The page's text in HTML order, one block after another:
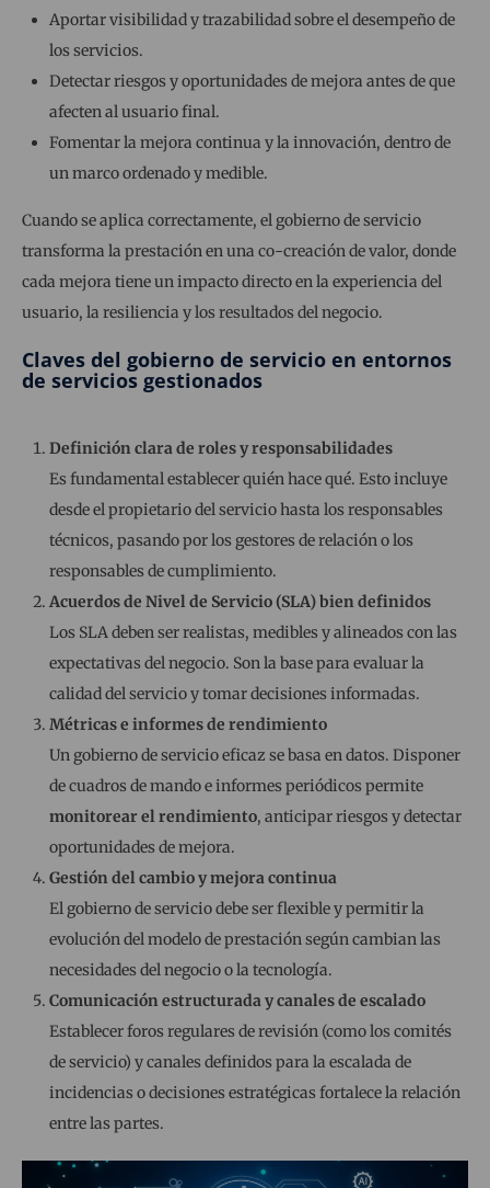
Aportar visibilidad y trazabilidad sobre el desempeño de
los servicios.
Detectar riesgos y oportunidades de mejora antes de que
afecten al usuario final.
Fomentar la mejora continua y la innovación, dentro de
un marco ordenado y medible.
Cuando se aplica correctamente, el gobierno de servicio
transforma la prestación en una co-creación de valor, donde
cada mejora tiene un impacto directo en la experiencia del
usuario, la resiliencia y los resultados del negocio.
Claves del gobierno de servicio en entornos
de servicios gestionados
Definición clara de roles y responsabilidades
Es fundamental establecer quién hace qué. Esto incluye
desde el propietario del servicio hasta los responsables
técnicos, pasando por los gestores de relación o los
responsables de cumplimiento.
Acuerdos de Nivel de Servicio (SLA) bien definidos
Los SLA deben ser realistas, medibles y alineados con las
expectativas del negocio. Son la base para evaluar la
calidad del servicio y tomar decisiones informadas.
Métricas e informes de rendimiento
Un gobierno de servicio eficaz se basa en datos. Disponer
de cuadros de mando e informes periódicos permite
monitorear el rendimiento, anticipar riesgos y detectar
oportunidades de mejora.
Gestión del cambio y mejora continua
El gobierno de servicio debe ser flexible y permitir la
evolución del modelo de prestación según cambian las
necesidades del negocio o la tecnología.
Comunicación estructurada y canales de escalado
Establecer foros regulares de revisión (como los comités
de servicio) y canales definidos para la escalada de
incidencias o decisiones estratégicas fortalece la relación
entre las partes.